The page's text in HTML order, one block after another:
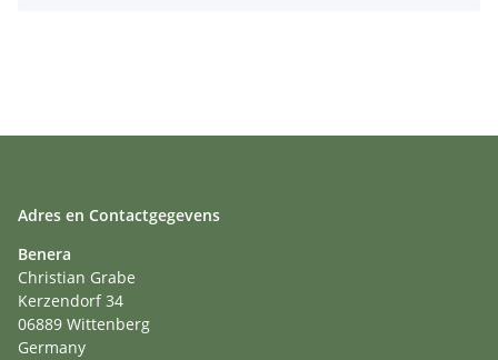
Adres en Contactgegevens
Benera
Christian Grabe
Kerzendorf 34
06889 Wittenberg
Germany